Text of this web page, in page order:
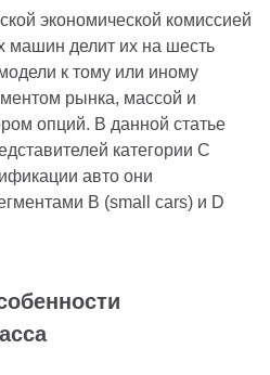
экономической комиссией
машин делит их на шесть
к тому или иному
рынка, массой и
опций. В данной статье
категории С
авто они
B (small cars) и D